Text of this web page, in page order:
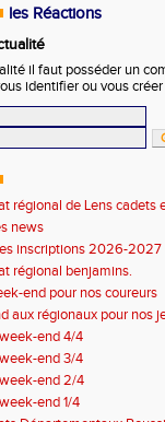
les Réactions
il faut posséder un
identifier ou vous
régional de Lens cadets
news
inscriptions 2026-2027
régional benjamins.
end pour nos coureurs
aux régionaux pour nos
end 4/4
end 3/4
end 2/4
end 1/4